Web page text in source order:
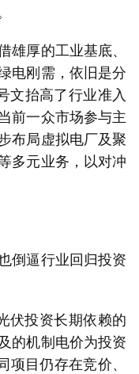
厚的工业基底、
电刚需，依旧是分
文抬高了行业准入
前一众市场参与主
布局虚拟电厂及聚
多元业务，以对冲
倒逼行业回归投资
伏投资长期依赖的
的机制电价为投资
目仍存在竞价、